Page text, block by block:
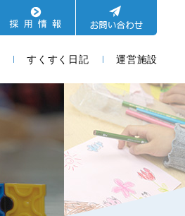
すくすく日記 運営施設